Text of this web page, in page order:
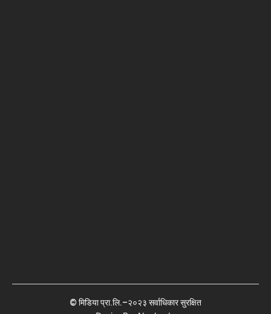
© मिडिया प्रा.लि.–२०२३ सर्वाधिकार सुरक्षित